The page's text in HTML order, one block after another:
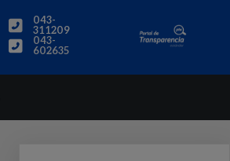
043-
311209
043-
602635